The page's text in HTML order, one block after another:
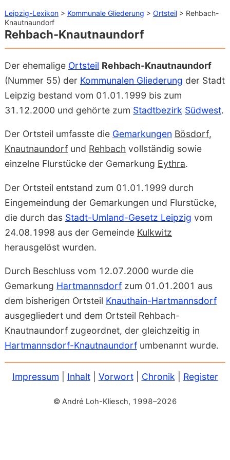
Rehbach-Knautnaundorf
Der ehemalige Ortsteil Rehbach-Knautnaundorf
(Nummer 55) der Kommunalen Gliederung der Stadt
Leipzig bestand vom 01.01.1999 bis zum
31.12.2000 und gehörte zum Stadtbezirk Südwest.
Der Ortsteil umfasste die Gemarkungen Bösdorf,
Knautnaundorfund Rehbach vollständig sowie
einzelne Flurstücke der Gemarkung Eythra.
Der Ortsteil entstand zum 01.01.1999 durch
Eingemeindung der Gemarkungen und Flurstücke,
die durch das Stadt-Umland-Gesetz Leipzig vom
24.08.1998 aus der Gemeinde Kulkwitz
herausgelöst wurden.
Durch Beschluss vom 12.07.2000 wurde die
Gemarkung Hartmannsdorfzum 01.01.2001 aus
dem bisherigen Ortsteil Knauthain-Hartmannsdorf
ausgegliedert und dem Ortsteil Rehbach-
Knautnaundorf zugeordnet, der gleichzeitig in
Hartmannsdorf-Knautnaundorfumbenannt wurde.
Leipzig-Lexikon> Kommunale Gliederung > Ortsteil> Rehbach-
Knautnaundorf
Impressum Inhalt| Vorwort| Chronik Register